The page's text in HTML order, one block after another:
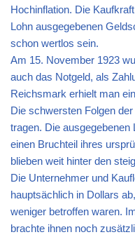
Hochinflation. Die
Lohn ausgegebenen
schon wertlos sein.
Am 15. November 1923
auch das Notgeld, als
Reichsmark erhielt man
Die schwersten Folgen
tragen. Die ausgegebenen
einen Bruchteil ihres
blieben weit hinter den
Die Unternehmer und
hauptsächlich in Dollars
weniger betroffen waren.
brachte ihnen noch